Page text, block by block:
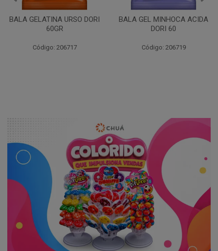
BALA GELATINA URSO DORI
60GR
Código: 206717
BALA GEL MINHOCA ACIDA
DORI 60
Código: 206719